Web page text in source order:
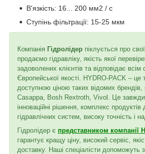
В'язкість: 16... 200 мм2 / с
Ступінь фільтрації: 15-25 мкм
Компанія Гідролідер піклується про
продаємо гідравліку, якість якої
задоволених клієнтів та відповідає всім
Європейської якості. HYDRO-PACK – це
доступною ціною таких відомих брендів,
Casappa, Bosh Rextroth, Vivol. Це завжди
інноваційні рішення, комплекс продуктів
гідравлічних систем, високу точність і
Гідролідер є представником компанії
гарантує кращу ціну, високий сервіс,
доставку. Наші спеціалісти допоможуть